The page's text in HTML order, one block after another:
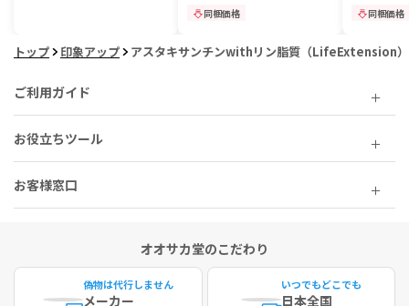
同梱価格 同梱価格
トップ 印象アップ アスタキサンチンwithリン脂質（LifeExtension）
ご利用ガイド
お役立ちツール
お客様窓口
オオサカ堂のこだわり
偽物は代行しません
メーカー
いつでもどこでも
日本全国